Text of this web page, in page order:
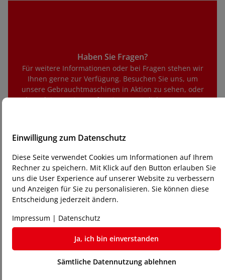
Haben Sie Fragen?
Für weitere Informationen oder bei Fragen stehen wir
Ihnen gerne zur Verfügung. Besuchen Sie uns, um
unsere Gebrauchtmaschinen in Aktion zu sehen, oder
kontaktieren Sie uns für eine persönliche Beratung.
Ihre Vorteile beim Kauf einer
Gebrauchtmaschine bei Laser-
Store24:
Einwilligung zum Datenschutz
Diese Seite verwendet Cookies um Informationen auf Ihrem
Rechner zu speichern. Mit Klick auf den Button erlauben Sie
uns die User Experience auf unserer Website zu verbessern
und Anzeigen für Sie zu personalisieren. Sie können diese
Entscheidung jederzeit ändern.
Impressum | Datenschutz
Ja, ich bin einverstanden
Sämtliche Datennutzung ablehnen